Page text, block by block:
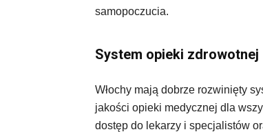
samopoczucia.
System opieki zdrowotnej
Włochy mają dobrze rozwinięty
jakości opieki medycznej dla
dostęp do lekarzy i specjalistów